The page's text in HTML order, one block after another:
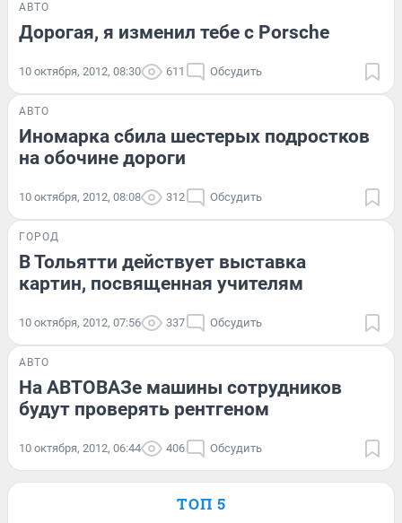
АВТО
Дорогая, я изменил тебе с Porsche
10 октября, 2012, 08:30 611 Обсудить
АВТО
Иномарка сбила шестерых подростков
на обочине дороги
10 октября, 2012, 08:08 312 Обсудить
ГОРОД
В Тольятти действует выставка
картин, посвященная учителям
10 октября, 2012, 07:56 337 Обсудить
АВТО
На АВТОВАЗе машины сотрудников
будут проверять рентгеном
10 октября, 2012, 06:44 406 Обсудить
ТОП 5